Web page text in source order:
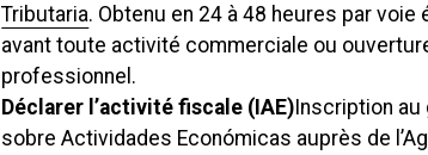
Tributaria. Obtenu en 24 à 48 heures par
avant toute activité commerciale ou
professionnel.
Déclarer l’activité fiscale (IAE)Inscription au
sobre Actividades Económicas auprès de